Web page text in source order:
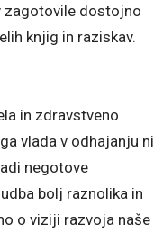
zagotovile dostojno
knjig in raziskav.
in zdravstveno
vlada v odhajanju ni
negotove
bolj raznolika in
o viziji razvoja naše